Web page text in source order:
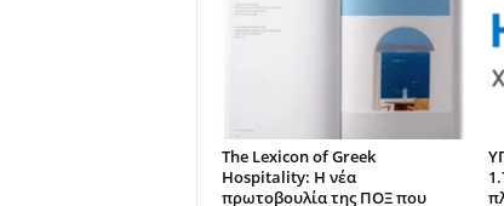
The Lexicon of Greek
Hospitality: Η νέα
πρωτοβουλία της ΠΟΞ που